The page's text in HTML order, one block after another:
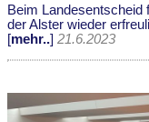
Beim Landesentscheid
der Alster wieder
[mehr..] 21.6.2023